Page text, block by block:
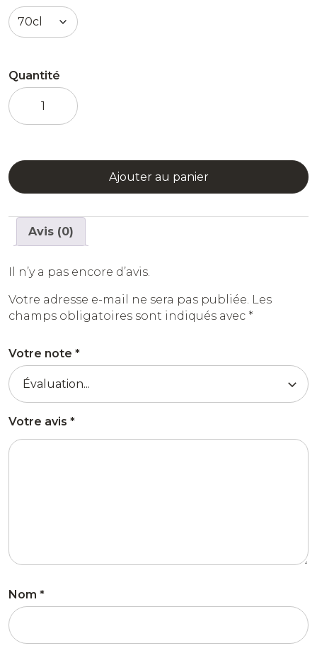
Quantité
quantité
de
Amboka
de
Café
Ajouter au panier
Avis (0)
Il n’y a pas encore d’avis.
Votre adresse e-mail ne sera pas publiée. Les
champs obligatoires sont indiqués avec *
Votre note *
Votre avis *
Nom *